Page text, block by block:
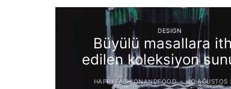
DESIGN
Büyülü masallara
edilen koleksiyon
HAPPYFASHIONANDFOOD 10 AĞUSTOS